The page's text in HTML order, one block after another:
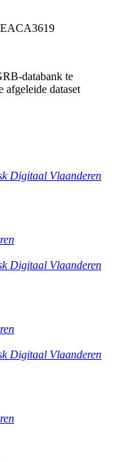
databank te
afgeleide dataset
Digitaal Vlaanderen
Digitaal Vlaanderen
Digitaal Vlaanderen